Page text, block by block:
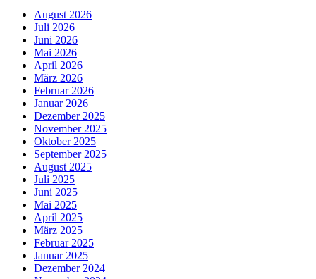
August 2026
Juli 2026
Juni 2026
Mai 2026
April 2026
März 2026
Februar 2026
Januar 2026
Dezember 2025
November 2025
Oktober 2025
September 2025
August 2025
Juli 2025
Juni 2025
Mai 2025
April 2025
März 2025
Februar 2025
Januar 2025
Dezember 2024